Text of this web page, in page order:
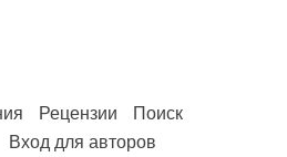
Рецензии
Поиск
Вход для авторов